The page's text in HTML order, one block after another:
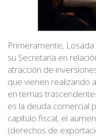
Primeramente,
su Secretaría en
atracción de
que vienen realizando
en temas
es la deuda comercial
capítulo fiscal, el
(derechos de